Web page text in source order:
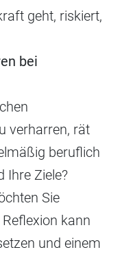
geht, riskiert,
bei
verharren, rät
beruflich
Ihre Ziele?
Sie
kann
und einem